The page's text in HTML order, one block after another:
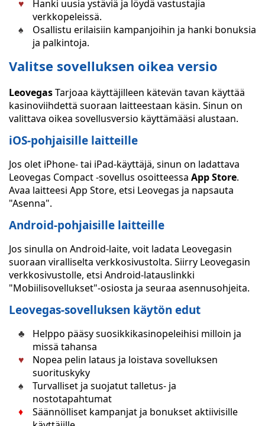
Hanki uusia ystäviä ja löydä vastustajia
verkkopeleissä.
Osallistu erilaisiin kampanjoihin ja hanki bonuksia
ja palkintoja.
Valitse sovelluksen oikea versio
LeovegasTarjoaa käyttäjilleen kätevän tavan käyttää
kasinoviihdettä suoraan laitteestaan käsin. Sinun on
valittava oikea sovellusversio käyttämääsi alustaan.
iOS-pohjaisille laitteille
Jos olet iPhone- tai iPad-käyttäjä, sinun on ladattava
Leovegas Compact -sovellus osoitteessa App Store.
Avaa laitteesi App Store, etsi Leovegas ja napsauta
"Asenna".
Android-pohjaisille laitteille
Jos sinulla on Android-laite, voit ladata Leovegasin
suoraan viralliselta verkkosivustolta. Siirry Leovegasin
verkkosivustolle, etsi Android-latauslinkki
"Mobiilisovellukset"-osiosta ja seuraa asennusohjeita.
Leovegas-sovelluksen käytön edut
Helppo pääsy suosikkikasinopeleihisi milloin ja
missä tahansa
Nopea pelin lataus ja loistava sovelluksen
suorituskyky
Turvalliset ja suojatut talletus- ja
nostotapahtumat
Säännölliset kampanjat ja bonukset aktiivisille